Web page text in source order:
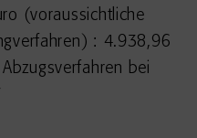
(voraussichtliche
: 4.938,96
bei